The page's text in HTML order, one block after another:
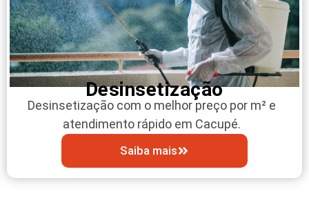
Desinsetização
Desinsetização com o melhor preço por m² e
atendimento rápido em Cacupé.
Saiba mais